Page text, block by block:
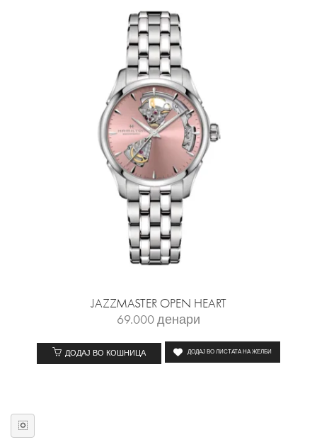
JAZZMASTER OPEN HEART
69.000денари
ДОДАЈ ВО КОШНИЦА ДОДАЈ ВО ЛИСТАТА НА ЖЕЛБИ